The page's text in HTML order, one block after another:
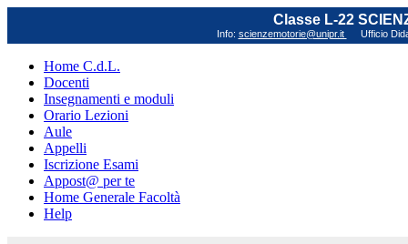
Classe L-22
Info: scienzemotorie@unipr.it Ufficio
Home C.d.L.
Docenti
Insegnamenti e moduli
Orario Lezioni
Aule
Appelli
Iscrizione Esami
Appost@ per te
Home Generale Facoltà
Help